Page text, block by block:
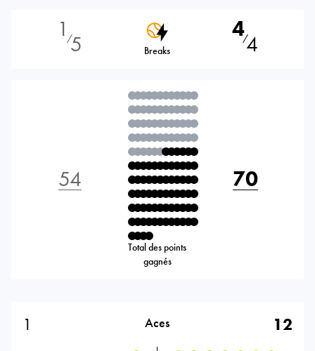
1 ⁄5 Breaks
4⁄4
54
Total des points
gagnés
70
1 Aces 12